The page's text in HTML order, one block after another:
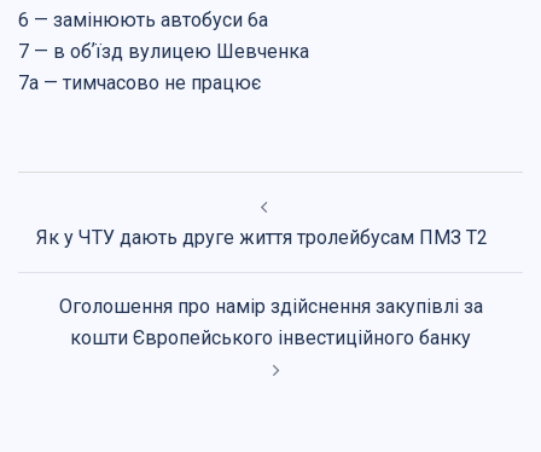
6 — замінюють автобуси 6а
7 — в обʼїзд вулицею Шевченка
7а — тимчасово не працює
по
запису
Як у ЧТУ дають друге життя тролейбусам ПМЗ Т2
Оголошення про намір здійснення закупівлі за
кошти Європейського інвестиційного банку